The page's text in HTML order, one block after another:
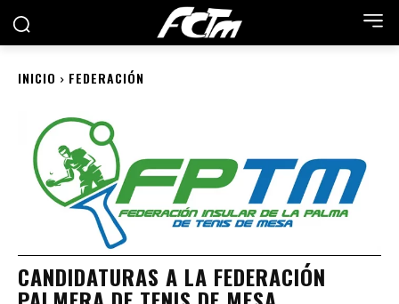
INICIO FEDERACIÓN
CANDIDATURAS A LA FEDERACIÓN